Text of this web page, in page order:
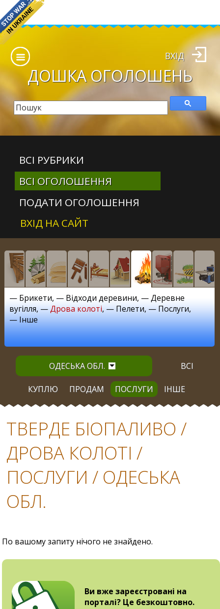
ДОШКАОГОЛОШЕНЬ
ВХІД
ВСІ РУБРИКИ
ВСІ ОГОЛОШЕННЯ
ПОДАТИ ОГОЛОШЕННЯ
ВХІД НА САЙТ
— Брикети, — Відходи деревини, —Деревне
вугілля, —Дрова колоті, —Пелети, —Послуги,
—Інше
ОДЕСЬКА ОБЛ. ВСІ
КУПЛЮ ПРОДАМ ПОСЛУГИ ІНШЕ
ТВЕРДЕ БІОПАЛИВО /
ДРОВА КОЛОТІ /
ПОСЛУГИ / ОДЕСЬКА
ОБЛ.
По вашому запиту нічого не знайдено.
Ви вже зареєстровані на
порталі? Це безкоштовно.